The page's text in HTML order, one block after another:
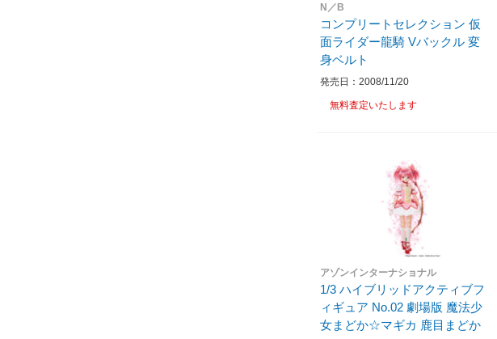
N／B
コンプリートセレクション 仮
面ライダー龍騎 Vバックル 変
身ベルト
発売日：2008/11/20
無料査定いたします
アゾンインターナショナル
1/3 ハイブリッドアクティブフ
ィギュア No.02 劇場版 魔法少
女まどか☆マギカ 鹿目まどか